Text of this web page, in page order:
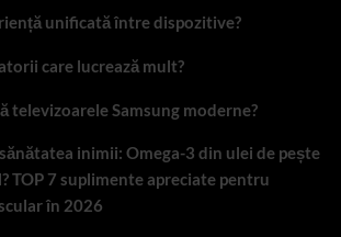
unificată între dispozitive?
care lucrează mult?
televizoarele Samsung moderne?
inimii: Omega-3 din ulei de pește
TOP 7 suplimente apreciate pentru
în 2026